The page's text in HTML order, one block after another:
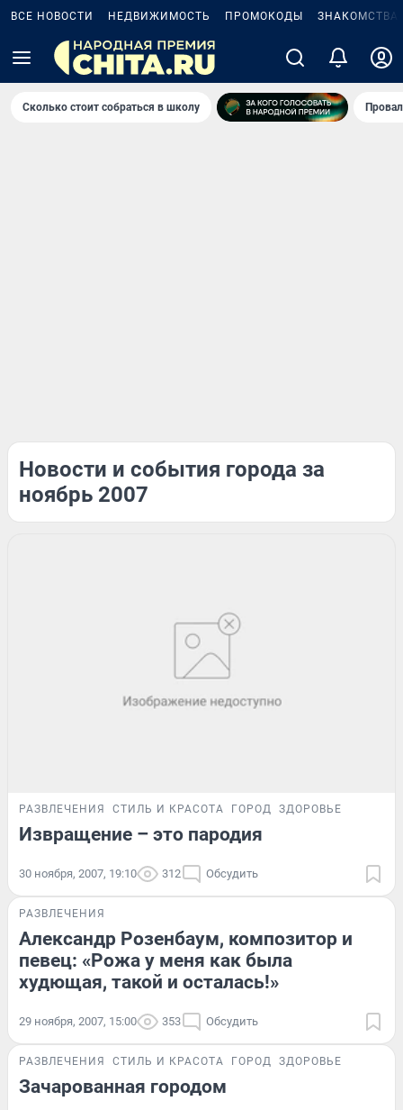
ВСЕ НОВОСТИ НЕДВИЖИМОСТЬ ПРОМОКОДЫ ЗНАКОМСТВА
Сколько стоит собраться в школу
Новости и события города за
ноябрь 2007
РАЗВЛЕЧЕНИЯ СТИЛЬ И КРАСОТА ГОРОД ЗДОРОВЬЕ
Извращение – это пародия
30 ноября, 2007, 19:10 312 Обсудить
РАЗВЛЕЧЕНИЯ
Александр Розенбаум, композитор и
певец: «Рожа у меня как была
худющая, такой и осталась!»
29 ноября, 2007, 15:00 353 Обсудить
РАЗВЛЕЧЕНИЯ СТИЛЬ И КРАСОТА ГОРОД ЗДОРОВЬЕ
Зачарованная городом